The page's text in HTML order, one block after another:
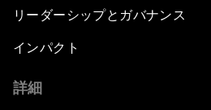
リーダーシップとガバナンス
インパクト
詳細